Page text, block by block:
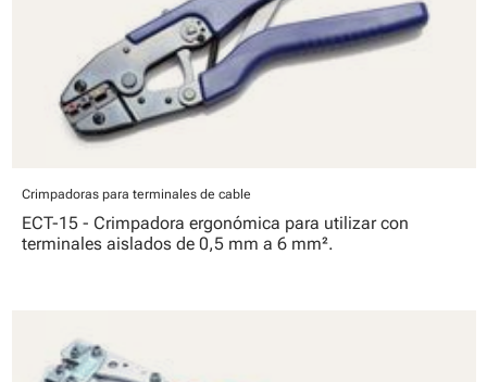
Crimpadoras para terminales de cable
ECT-15 - Crimpadora ergonómica para utilizar con
terminales aislados de 0,5 mm a 6 mm².